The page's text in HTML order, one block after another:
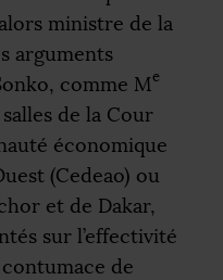
ministre de la
arguments
comme Me
de la Cour
économique
(Cedeao) ou
et de Dakar,
sur l’effectivité
de